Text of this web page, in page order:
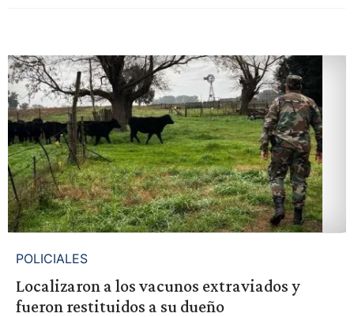
POLICIALES
Localizaron a los vacunos extraviados y
fueron restituidos a su dueño